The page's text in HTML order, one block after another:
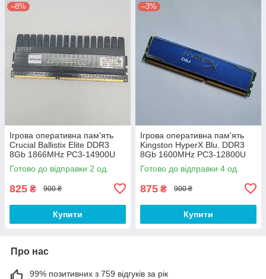
–8%
Ігрова оперативна пам'ять
Crucial Ballistix Elite DDR3
8Gb 1866MHz PC3-14900U
2R8 CL9
(BLE8G3D1869DE1TX0.16FE
Готово до відправки 2 од.
825 ₴ 900 ₴
Купити
–3%
Ігрова оперативна пам'ять
Kingston HyperX Blu. DDR3
8Gb 1600MHz PC3-12800U
2R8 CL10
(KHX1600C10D3B1/8G) Б/В
Готово до відправки 4 од.
875 ₴ 900 ₴
Купити
Про нас
99% позитивних з 759 відгуків за рік